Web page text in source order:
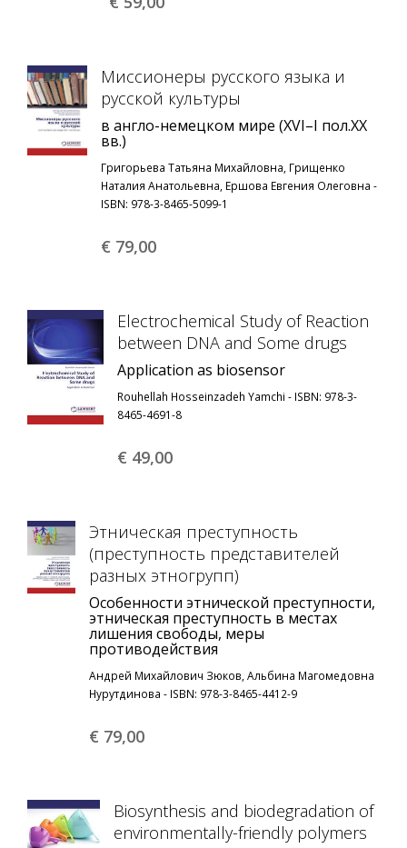
Миссионеры русского языка и
русской культуры
в англо-немецком мире (XVI–I пол.XX
вв.)
Григорьева Татьяна Михайловна, Грищенко
Наталия Анатольевна, Ершова Евгения Олеговна -
ISBN: 978-3-8465-5099-1
€ 79,00
Electrochemical Study of Reaction
between DNA and Some drugs
Application as biosensor
Rouhellah Hosseinzadeh Yamchi - ISBN: 978-3-
8465-4691-8
€ 49,00
Этническая преступность
(преступность представителей
разных этногрупп)
Особенности этнической преступности,
этническая преступность в местах
лишения свободы, меры
противодействия
Андрей Михайлович Зюков, Альбина Магомедовна
Нурутдинова - ISBN: 978-3-8465-4412-9
€ 79,00
Biosynthesis and biodegradation of
environmentally-friendly polymers